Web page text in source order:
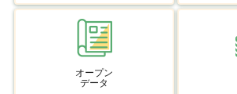
オープン
データ